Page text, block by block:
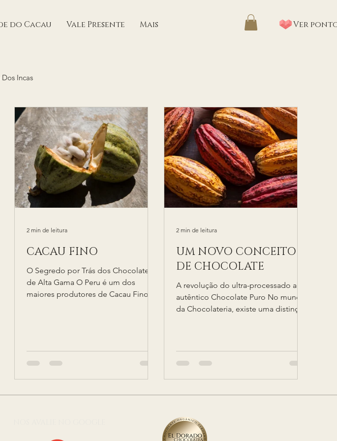
do Cacau Vale Presente Mais Ver
Dos Incas
CACAU FINO
O Segredo por Trás dos Chocolates
de Alta Gama O Peru é um dos
maiores produtores de Cacau Fino
2 min de leitura
UM NOVO CONCEITO
DE CHOCOLATE
A revolução do ultra-processado ao
autêntico Chocolate Puro No mundo
da Chocolateria, existe uma distinção
2 min de leitura